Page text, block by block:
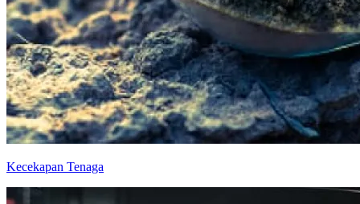
Kecekapan Tenaga